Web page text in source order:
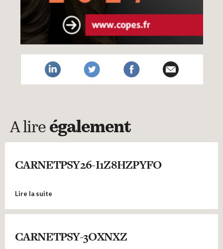
A lire également
CARNETPSY26-I1Z8HZPYFO
Lire la suite
CARNETPSY-3OXNXZ